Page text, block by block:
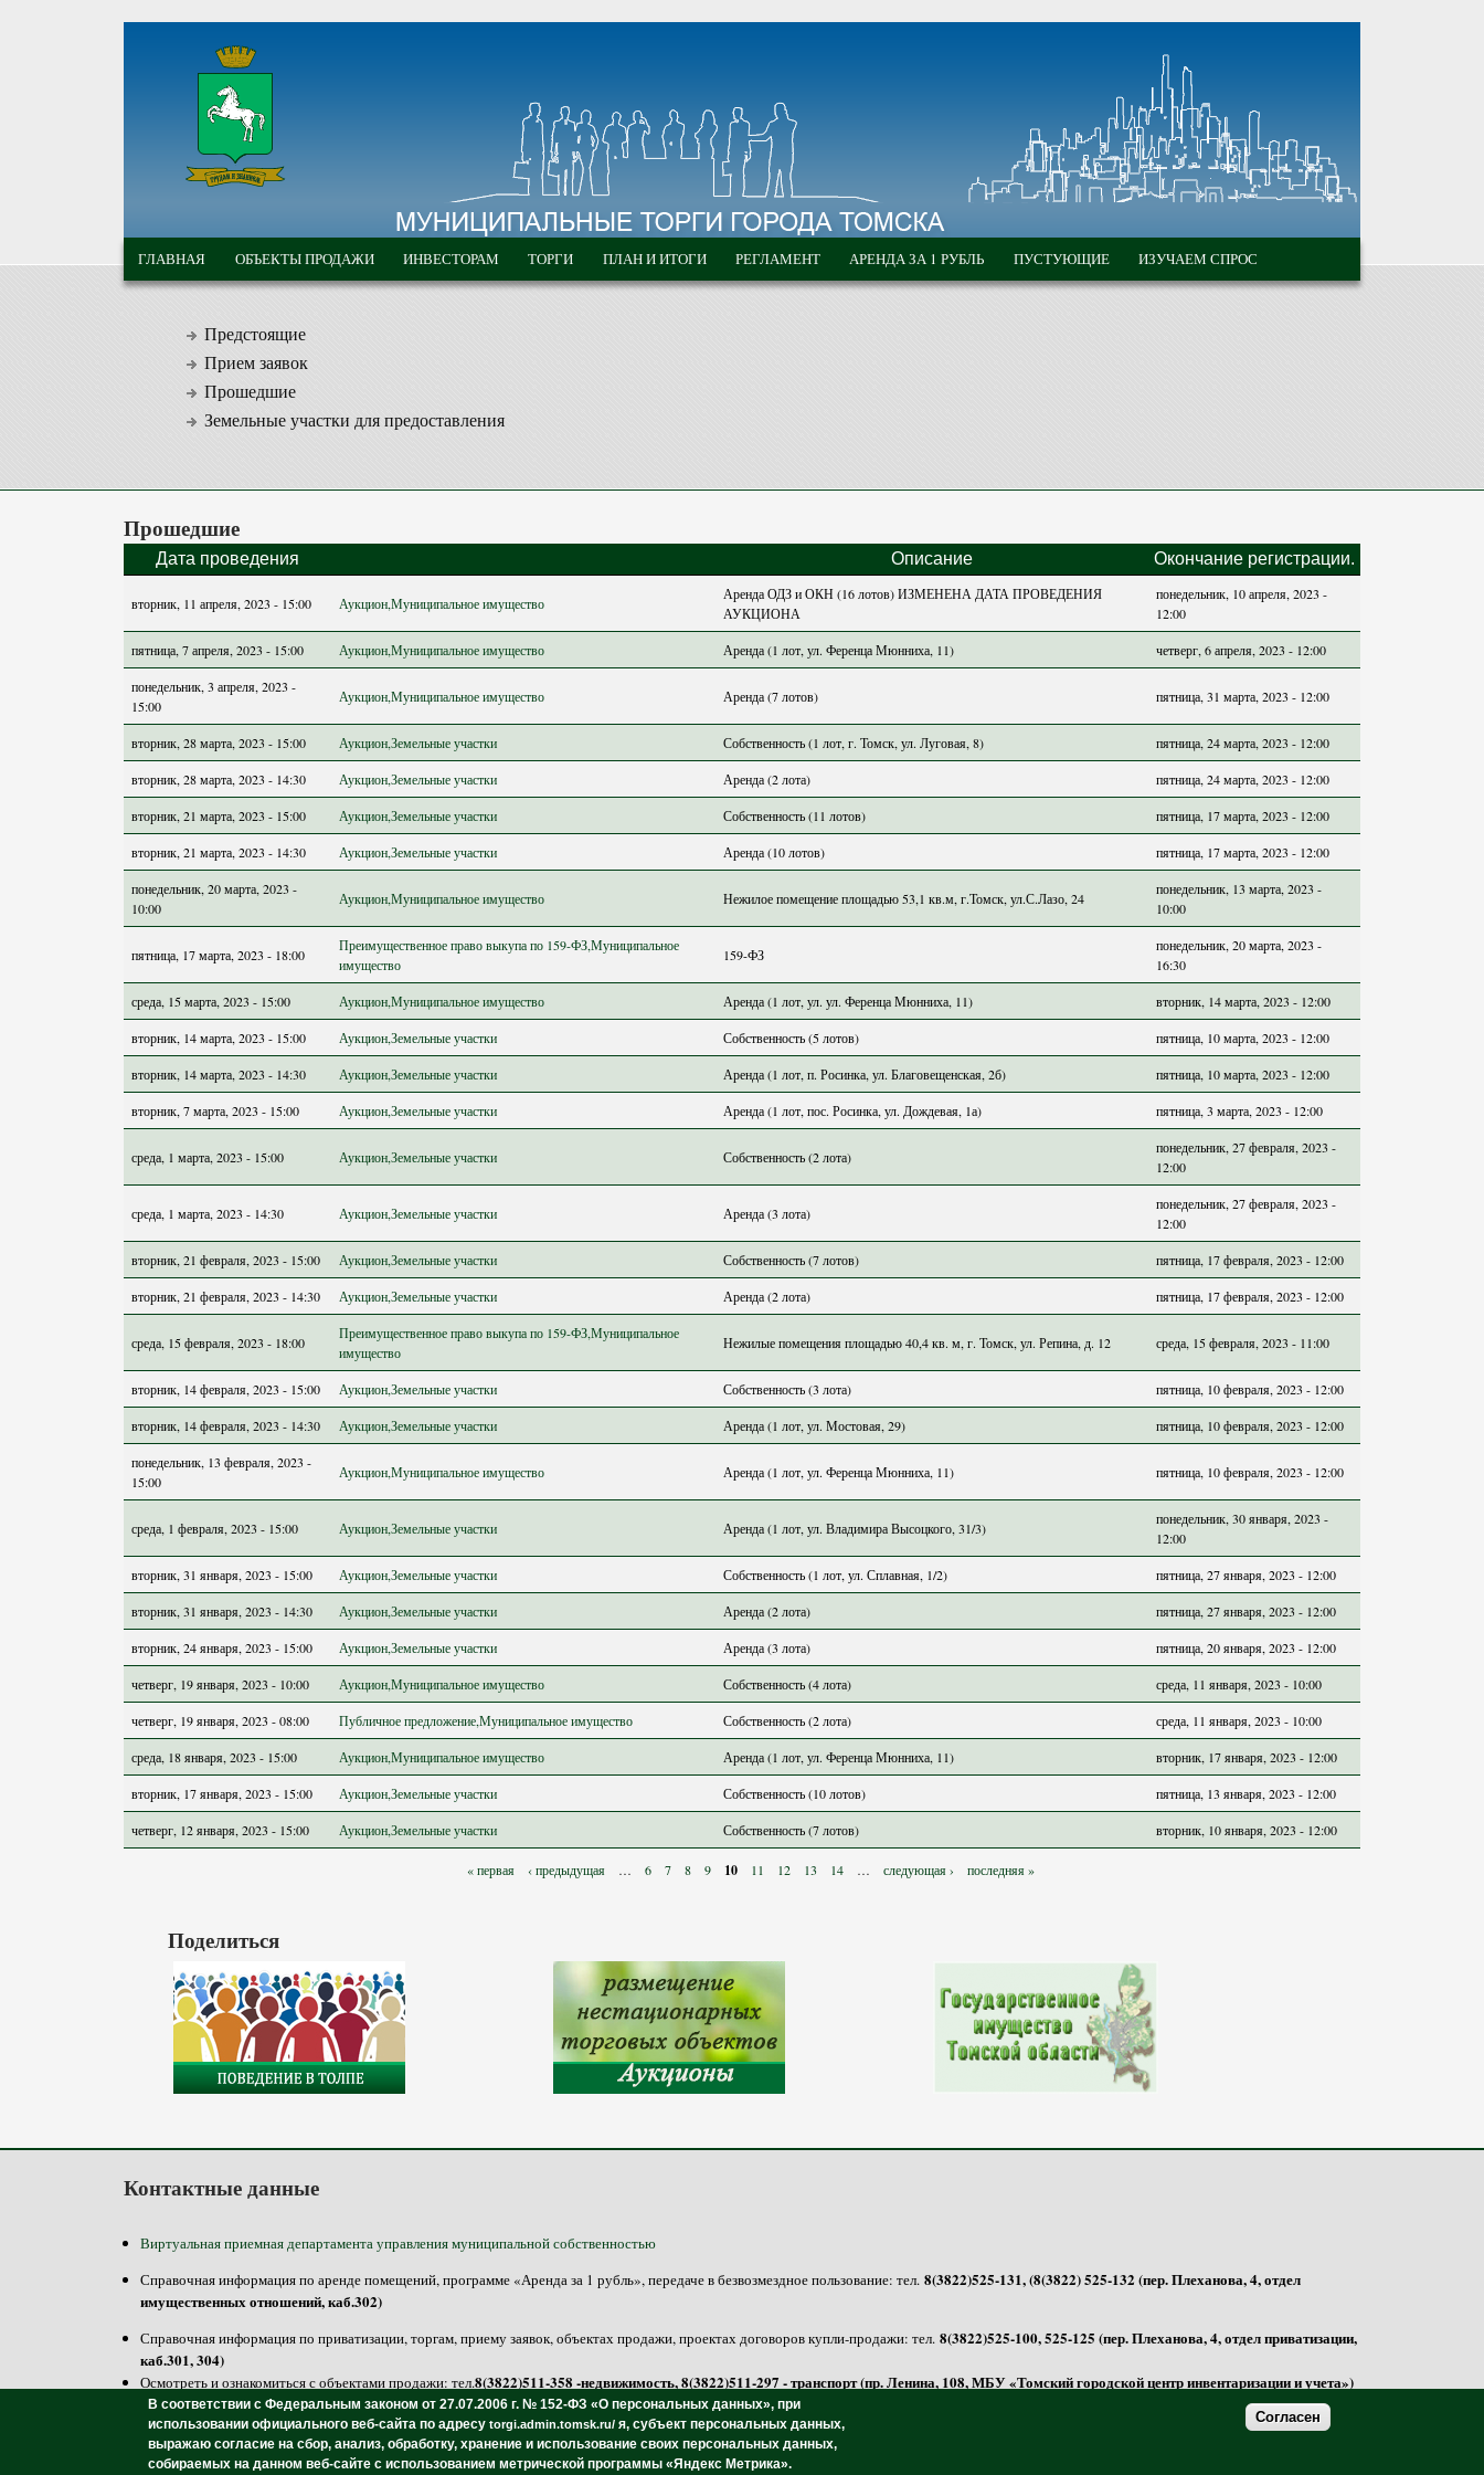
МУНИЦИПАЛЬНЫЕ
ТОРГИ ГОРОДА
ТОМСКА
ГЛАВНОЕ МЕНЮ
ГЛАВНАЯ ОБЪЕКТЫ ПРОДАЖИ ИНВЕСТОРАМ ТОРГИ ПЛАН И ИТОГИ РЕГЛАМЕНТ АРЕНДА ЗА 1 РУБЛЬ ПУСТУЮЩИЕ ИЗУЧАЕМ СПРОС
Предстоящие
Прием заявок
Прошедшие
Земельные участки для предоставления
Прошедшие
Дата проведения Описание Окончание регистрации.
вторник, 11 апреля, 2023 - 15:00 Аукцион,Муниципальное имущество
Аренда ОДЗ и ОКН (16 лотов) ИЗМЕНЕНА ДАТА ПРОВЕДЕНИЯ
АУКЦИОНА
понедельник, 10 апреля, 2023 -
12:00
пятница, 7 апреля, 2023 - 15:00 Аукцион,Муниципальное имущество Аренда (1 лот, ул. Ференца Мюнниха, 11) четверг, 6 апреля, 2023 - 12:00
понедельник, 3 апреля, 2023 -
15:00
Аукцион,Муниципальное имущество Аренда (7 лотов) пятница, 31 марта, 2023 - 12:00
вторник, 28 марта, 2023 - 15:00 Аукцион,Земельные участки Собственность (1 лот, г. Томск, ул. Луговая, 8) пятница, 24 марта, 2023 - 12:00
вторник, 28 марта, 2023 - 14:30 Аукцион,Земельные участки Аренда (2 лота) пятница, 24 марта, 2023 - 12:00
вторник, 21 марта, 2023 - 15:00 Аукцион,Земельные участки Собственность (11 лотов) пятница, 17 марта, 2023 - 12:00
вторник, 21 марта, 2023 - 14:30 Аукцион,Земельные участки Аренда (10 лотов) пятница, 17 марта, 2023 - 12:00
понедельник, 20 марта, 2023 -
10:00
Аукцион,Муниципальное имущество Нежилое помещение площадью 53,1 кв.м, г.Томск, ул.С.Лазо, 24
понедельник, 13 марта, 2023 -
10:00
пятница, 17 марта, 2023 - 18:00
Преимущественное право выкупа по 159-ФЗ,Муниципальное
имущество
159-ФЗ
понедельник, 20 марта, 2023 -
16:30
среда, 15 марта, 2023 - 15:00 Аукцион,Муниципальное имущество Аренда (1 лот, ул. ул. Ференца Мюнниха, 11) вторник, 14 марта, 2023 - 12:00
вторник, 14 марта, 2023 - 15:00 Аукцион,Земельные участки Собственность (5 лотов) пятница, 10 марта, 2023 - 12:00
вторник, 14 марта, 2023 - 14:30 Аукцион,Земельные участки Аренда (1 лот, п. Росинка, ул. Благовещенская, 2б) пятница, 10 марта, 2023 - 12:00
вторник, 7 марта, 2023 - 15:00 Аукцион,Земельные участки Аренда (1 лот, пос. Росинка, ул. Дождевая, 1а) пятница, 3 марта, 2023 - 12:00
среда, 1 марта, 2023 - 15:00 Аукцион,Земельные участки Собственность (2 лота)
понедельник, 27 февраля, 2023 -
12:00
среда, 1 марта, 2023 - 14:30 Аукцион,Земельные участки Аренда (3 лота)
понедельник, 27 февраля, 2023 -
12:00
вторник, 21 февраля, 2023 - 15:00 Аукцион,Земельные участки Собственность (7 лотов) пятница, 17 февраля, 2023 - 12:00
вторник, 21 февраля, 2023 - 14:30 Аукцион,Земельные участки Аренда (2 лота) пятница, 17 февраля, 2023 - 12:00
среда, 15 февраля, 2023 - 18:00
Преимущественное право выкупа по 159-ФЗ,Муниципальное
имущество
Нежилые помещения площадью 40,4 кв. м, г. Томск, ул. Репина, д. 12 среда, 15 февраля, 2023 - 11:00
вторник, 14 февраля, 2023 - 15:00 Аукцион,Земельные участки Собственность (3 лота) пятница, 10 февраля, 2023 - 12:00
вторник, 14 февраля, 2023 - 14:30 Аукцион,Земельные участки Аренда (1 лот, ул. Мостовая, 29) пятница, 10 февраля, 2023 - 12:00
понедельник, 13 февраля, 2023 -
15:00
Аукцион,Муниципальное имущество Аренда (1 лот, ул. Ференца Мюнниха, 11) пятница, 10 февраля, 2023 - 12:00
среда, 1 февраля, 2023 - 15:00 Аукцион,Земельные участки Аренда (1 лот, ул. Владимира Высоцкого, 31/3)
понедельник, 30 января, 2023 -
12:00
вторник, 31 января, 2023 - 15:00 Аукцион,Земельные участки Собственность (1 лот, ул. Сплавная, 1/2) пятница, 27 января, 2023 - 12:00
вторник, 31 января, 2023 - 14:30 Аукцион,Земельные участки Аренда (2 лота) пятница, 27 января, 2023 - 12:00
вторник, 24 января, 2023 - 15:00 Аукцион,Земельные участки Аренда (3 лота) пятница, 20 января, 2023 - 12:00
четверг, 19 января, 2023 - 10:00 Аукцион,Муниципальное имущество Собственность (4 лота) среда, 11 января, 2023 - 10:00
четверг, 19 января, 2023 - 08:00 Публичное предложение,Муниципальное имущество Собственность (2 лота) среда, 11 января, 2023 - 10:00
среда, 18 января, 2023 - 15:00 Аукцион,Муниципальное имущество Аренда (1 лот, ул. Ференца Мюнниха, 11) вторник, 17 января, 2023 - 12:00
вторник, 17 января, 2023 - 15:00 Аукцион,Земельные участки Собственность (10 лотов) пятница, 13 января, 2023 - 12:00
четверг, 12 января, 2023 - 15:00 Аукцион,Земельные участки Собственность (7 лотов) вторник, 10 января, 2023 - 12:00
« первая ‹ предыдущая … 6 7 8 9 10 11 12 13 14 … следующая › последняя »
Поделиться
Контактные данные
Виртуальная приемная департамента управления муниципальной собственностью
Справочная информация по аренде помещений, программе «Аренда за 1 рубль», передаче в безвозмездное пользование: тел. 8(3822)525-131, (8(3822) 525-132 (пер. Плеханова, 4, отдел
имущественных отношений, каб.302)
Справочная информация по приватизации, торгам, приему заявок, объектах продажи, проектах договоров купли-продажи: тел. 8(3822)525-100, 525-125 (пер. Плеханова, 4, отдел приватизации,
каб.301, 304)
Осмотреть и ознакомиться с объектами продажи: тел.8(3822)511-358 -недвижимость, 8(3822)511-297 - транспорт (пр. Ленина, 108, МБУ «Томский городской центр инвентаризации и учета»)
В соответствии с Федеральным законом от 27.07.2006 г. № 152-ФЗ «О персональных данных», при
использовании официального веб-сайта по адресуtorgi.admin.tomsk.ru/ я, субъект персональных данных,
выражаю согласие на сбор, анализ, обработку, хранение и использование своих персональных данных,
собираемых на данном веб-сайте с использованием метрической программы «Яндекс Метрика».
Согласен